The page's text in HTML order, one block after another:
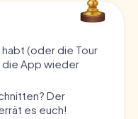
(oder die Tour
App wieder
Der
es euch!